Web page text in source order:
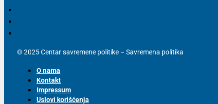
© 2025 Centar savremene politike – Savremena politika
O nama
Kontakt
Impressum
Uslovi korišćenja